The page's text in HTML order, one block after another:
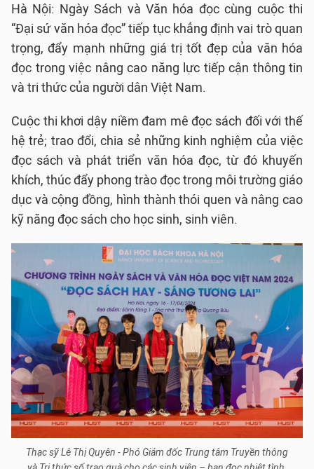
Hà Nội: Ngày Sách và Văn hóa đọc cùng cuộc thi
“Đại sứ văn hóa đọc” tiếp tục khẳng định vai trò quan
trọng, đẩy mạnh những giá trị tốt đẹp của văn hóa
đọc trong việc nâng cao năng lực tiếp cận thông tin
và tri thức của người dân Việt Nam.
Cuộc thi khơi dậy niềm đam mê đọc sách đối với thế
hệ trẻ; trao đổi, chia sẻ những kinh nghiệm của việc
đọc sách và phát triển văn hóa đọc, từ đó khuyến
khích, thúc đẩy phong trào đọc trong môi trường giáo
dục và cộng đồng, hình thành thói quen và nâng cao
kỹ năng đọc sách cho học sinh, sinh viên.
Thạc sỹ Lê Thị Quyên - Phó Giám đốc Trung tâm Truyền thông